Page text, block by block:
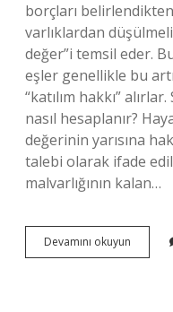
borçları
varlıklardan
değer”i temsil eder.
eşler genellikle bu
“katılım hakkı”
nasıl hesaplanır?
değerinin yarısına
talebi olarak ifade
malvarlığının kalan…
Devamını okuyun
Değer